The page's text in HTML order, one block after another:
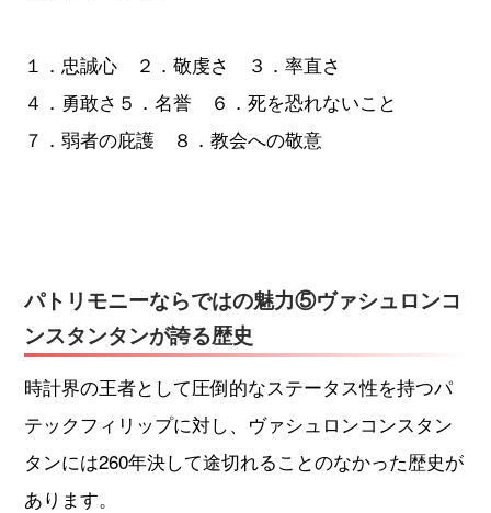
１．忠誠心 ２．敬虔さ ３．率直さ
４．勇敢さ５．名誉 ６．死を恐れないこと
７．弱者の庇護 ８．教会への敬意
パトリモニーならではの魅力⑤ヴァシュロンコ
ンスタンタンが誇る歴史
時計界の王者として圧倒的なステータス性を持つパ
テックフィリップに対し、ヴァシュロンコンスタン
タンには260年決して途切れることのなかった歴史が
あります。